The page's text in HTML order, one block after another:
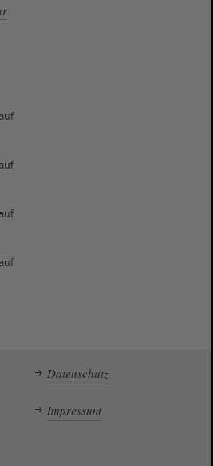
Datenschutz
Impressum